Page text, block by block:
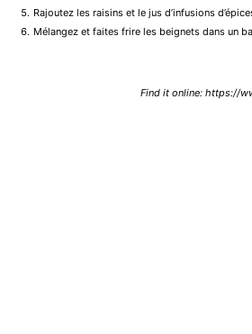
Rajoutez les raisins et le jus d’infusions
Mélangez et faites frire les beignets dans un
Find it online: https://